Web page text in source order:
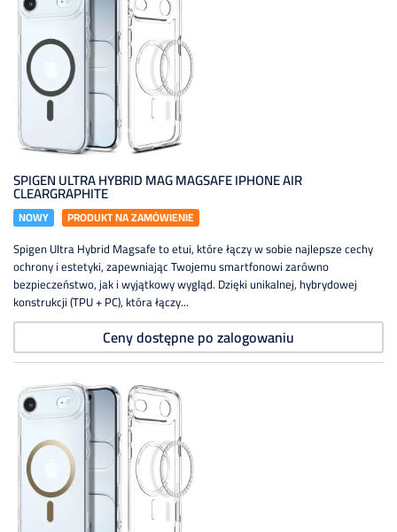
SPIGEN ULTRA HYBRID MAG MAGSAFE IPHONE AIR
CLEARGRAPHITE
NOWY PRODUKT NA ZAMÓWIENIE
Spigen Ultra Hybrid Magsafe to etui, które łączy w sobie najlepsze cechy
ochrony i estetyki, zapewniając Twojemu smartfonowi zarówno
bezpieczeństwo, jak i wyjątkowy wygląd. Dzięki unikalnej, hybrydowej
konstrukcji (TPU + PC), która łączy...
Ceny dostępne po zalogowaniu